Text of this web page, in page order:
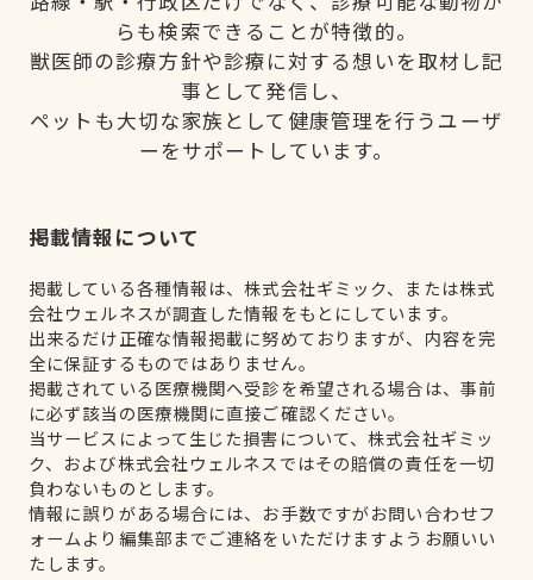
らも検索できることが特徴的。
獣医師の診療方針や診療に対する想いを取材し記
事として発信し、
ペットも大切な家族として健康管理を行うユーザ
ーをサポートしています。
掲載情報について
掲載している各種情報は、株式会社ギミック、または株式
会社ウェルネスが調査した情報をもとにしています。
出来るだけ正確な情報掲載に努めておりますが、内容を完
全に保証するものではありません。
掲載されている医療機関へ受診を希望される場合は、事前
に必ず該当の医療機関に直接ご確認ください。
当サービスによって生じた損害について、株式会社ギミッ
ク、および株式会社ウェルネスではその賠償の責任を一切
負わないものとします。
情報に誤りがある場合には、お手数ですがお問い合わせフ
ォームより編集部までご連絡をいただけますようお願いい
たします。